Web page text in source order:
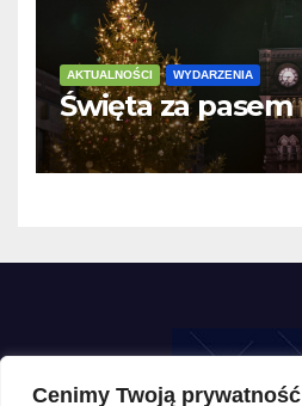
Cenimy Twoją prywatność
AKTUALNOŚCI WYDARZENIA
Święta za pasem